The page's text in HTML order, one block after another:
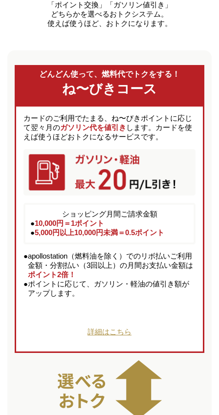
「ポイント交換」「ガソリン値引き」
どちらかを選べるおトクシステム。
使えば使うほど、おトクになります。
どんどん使って、燃料代でトクをする！
ね〜びきコース
カードのご利用でたまる、ね〜びきポイントに応じ
て翌々月のガソリン代を値引き します。カードを使
えば使うほどおトクになるサービスです。
ショッピング月間ご請求金額
●10,000円＝1ポイント
●5,000円以上10,000円未満＝0.5ポイント
●apollostation（燃料油を除く）でのリボ払いご利用
金額・分割払い（3回以上）の月間お支払い金額は
ポイント2倍！
●ポイントに応じて、ガソリン・軽油の値引き額が
アップします。
詳細はこちら